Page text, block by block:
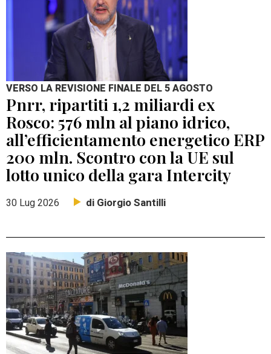
VERSO LA REVISIONE FINALE DEL 5 AGOSTO
Pnrr, ripartiti 1,2 miliardi ex
Rosco: 576 mln al piano idrico,
all’efficientamento energetico ERP
200 mln. Scontro con la UE sul
lotto unico della gara Intercity
30 Lug 2026 di Giorgio Santilli